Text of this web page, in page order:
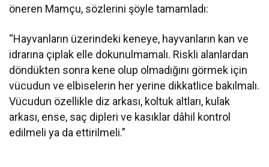
öneren Mamçu, sözlerini şöyle tamamladı:
“Hayvanların üzerindeki keneye, hayvanların kan ve
idrarına çıplak elle dokunulmamalı. Riskli alanlardan
döndükten sonra kene olup olmadığını görmek için
vücudun ve elbiselerin her yerine dikkatlice bakılmalı.
Vücudun özellikle diz arkası, koltuk altları, kulak
arkası, ense, saç dipleri ve kasıklar dâhil kontrol
edilmeli ya da ettirilmeli.”